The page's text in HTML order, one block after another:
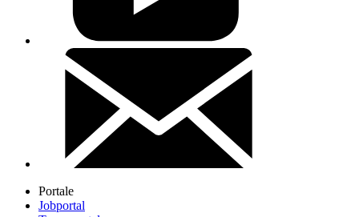
Portale
Jobportal